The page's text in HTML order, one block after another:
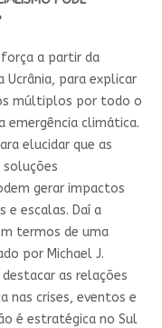
a partir da
Ucrânia, para explicar
múltiplos por todo o
emergência climática.
elucidar que as
soluções
gerar impactos
e escalas. Daí a
termos de uma
por Michael J.
as relações
nas crises, eventos e
é estratégica no Sul